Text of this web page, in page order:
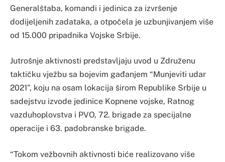
Generalštaba, komandi i jedinica za izvršenje
dodijeljenih zadataka, a otpočela je uzbunjivanjem više
od 15.000 pripadnika Vojske Srbije.
Jutrošnje aktivnosti predstavljaju uvod u Združenu
taktičku vježbu sa bojevim gađanjem “Munjeviti udar
2021”, koju na osam lokacija širom Republike Srbije u
sadejstvu izvode jedinice Kopnene vojske, Ratnog
vazduhoplovstva i PVO, 72. brigade za specijalne
operacije i 63. padobranske brigade.
“Tokom vežbovnih aktivnosti biće realizovano više